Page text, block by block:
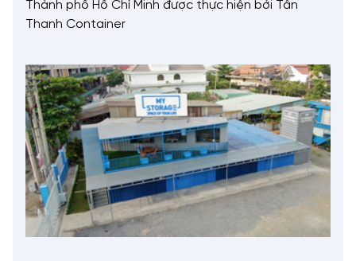
Thành phố Hồ Chí Minh được thực hiện bởi Tân
Thanh Container